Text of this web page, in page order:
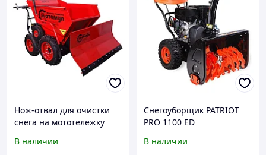
Нож-отвал для очистки
снега на мототележку
В наличии
Снегоуборщик PATRIOT
PRO 1100 ED
В наличии